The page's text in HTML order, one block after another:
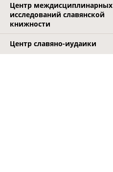
Центр междисциплинарных
исследований славянской
книжности
Центр славяно-иудаики